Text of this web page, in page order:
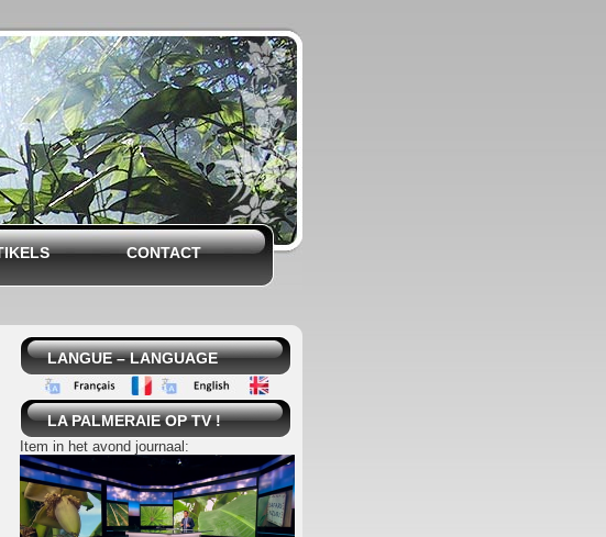
CONTACT
LANGUE – LANGUAGE
LA PALMERAIE OP TV !
Item in het avond journaal: